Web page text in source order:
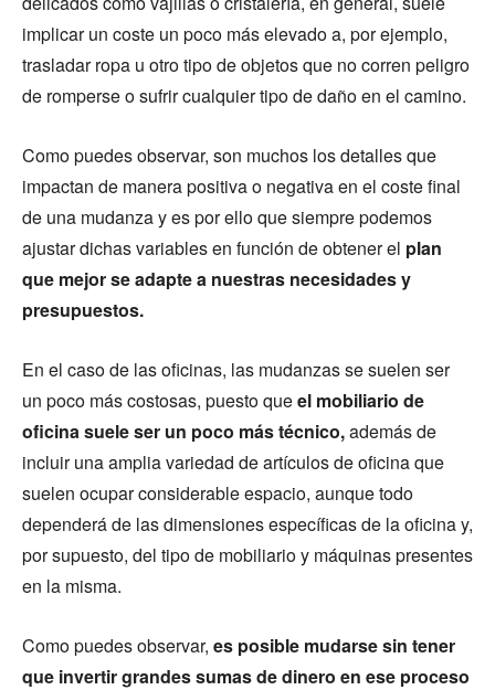
implicar un coste un poco más elevado a, por ejemplo,
trasladar ropa u otro tipo de objetos que no corren peligro
de romperse o sufrir cualquier tipo de daño en el camino.
Como puedes observar, son muchos los detalles que
impactan de manera positiva o negativa en el coste final
de una mudanza y es por ello que siempre podemos
ajustar dichas variables en función de obtener el plan
que mejor se adapte a nuestras necesidades y
presupuestos.
En el caso de las oficinas, las mudanzas se suelen ser
un poco más costosas, puesto queel mobiliario de
oficina suele ser un poco más técnico,además de
incluir una amplia variedad de artículos de oficina que
suelen ocupar considerable espacio, aunque todo
dependerá de las dimensiones específicas de la oficina y,
por supuesto, del tipo de mobiliario y máquinas presentes
en la misma.
Como puedes observar, es posible mudarse sin tener
que invertir grandes sumas de dinero en ese proceso